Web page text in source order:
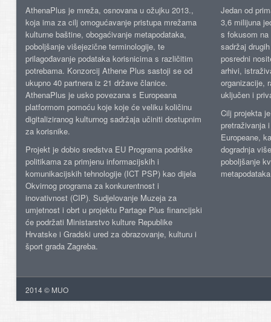
AthenaPlus je mreža, osnovana u ožujku 2013.,
koja ima za cilj omogućavanje pristupa mrežama
kulturne baštine, obogaćivanje metapodataka,
poboljšanje višejezične terminologije, te
prilagođavanje podataka korisnicima s različitim
potrebama. Konzorcij Athene Plus sastoji se od
ukupno 40 partnera iz 21 države članice.
AthenaPlus je usko povezana s Europeana
platformom pomoću koje koje će veliku količinu
digitaliziranog kulturnog sadržaja učiniti dostupnim
za korisnike.
Projekt je dobio sredstva EU Programa podrške
politikama za primjenu informacijskih i
komunikacijskih tehnologije (ICT PSP) kao dijela
Okvirnog programa za konkurentnost i
inovativnost (CIP). Sudjelovanje Muzeja za
umjetnost i obrt u projektu Partage Plus financijski
će podržati Ministarstvo kulture Republike
Hrvatske i Gradski ured za obrazovanje, kulturu i
šport grada Zagreba.
Jedan od
3,6 milijuna
s fokusom
sadržaj
posredni
arhivi,
organizacije,
uključen i
Cilj projekta
pretraživanja
Europeane,
dogradnja
poboljšanje
2014 © MUO